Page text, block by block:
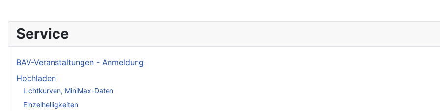
Service
BAV-Veranstaltungen - Anmeldung
Hochladen
Lichtkurven, MiniMax-Daten
Einzelhelligkeiten